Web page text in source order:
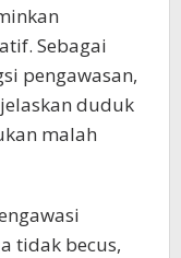
Sebagai
pengawasan,
duduk
malah
tidak becus,